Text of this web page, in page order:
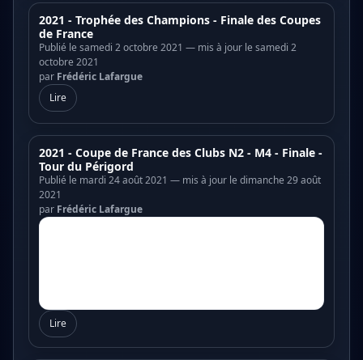
2021 - Trophée des Champions - Finale des Coupes
de France
Publié le samedi 2 octobre 2021 — mis à jour le samedi 2
octobre 2021
par Frédéric Lafargue
Lire
2021 - Coupe de France des Clubs N2 - M4 - Finale -
Tour du Périgord
Publié le mardi 24 août 2021 — mis à jour le dimanche 29 août
2021
par Frédéric Lafargue
Lire